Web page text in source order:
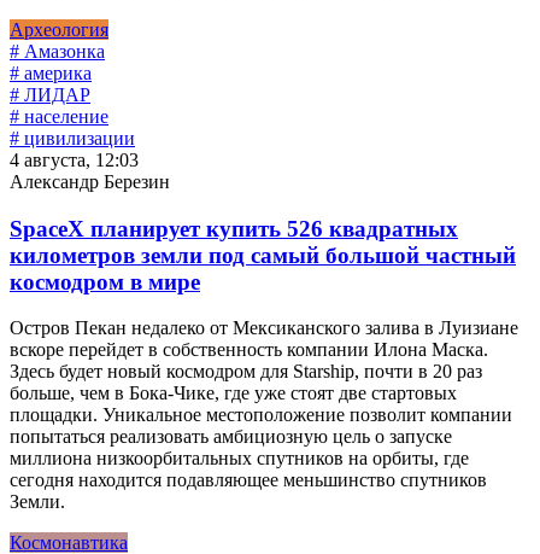
Археология
# Амазонка
# америка
# ЛИДАР
# население
# цивилизации
4 августа, 12:03
Александр Березин
SpaceX планирует купить 526 квадратных
километров земли под самый большой частный
космодром в мире
Остров Пекан недалеко от Мексиканского залива в Луизиане
вскоре перейдет в собственность компании Илона Маска.
Здесь будет новый космодром для Starship, почти в 20 раз
больше, чем в Бока-Чике, где уже стоят две стартовых
площадки. Уникальное местоположение позволит компании
попытаться реализовать амбициозную цель о запуске
миллиона низкоорбитальных спутников на орбиты, где
сегодня находится подавляющее меньшинство спутников
Земли.
Космонавтика